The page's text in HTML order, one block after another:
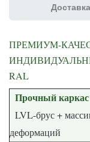
Доставка
ПРЕМИУМ-
RAL
Прочный каркас
LVL-брус +